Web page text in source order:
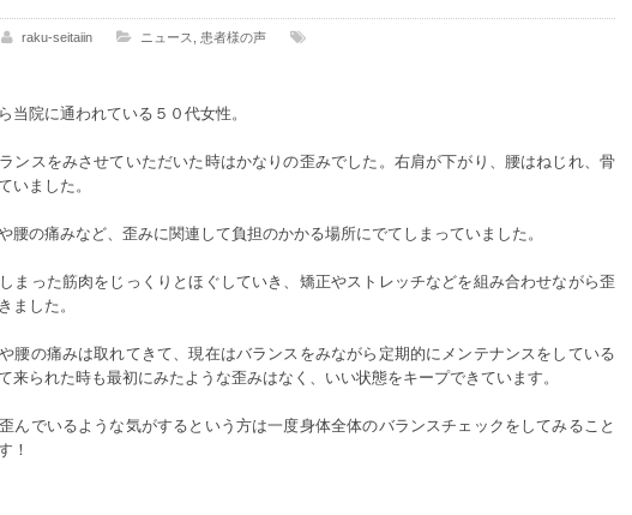
raku-seitaiin ニュース 患者様の声
当院に通われている５０代女性。
ンスをみさせていただいた時はかなりの歪みでした。右肩が下がり、腰はねじれ、骨
いました。
腰の痛みなど、歪みに関連して負担のかかる場所にでてしまっていました。
まった筋肉をじっくりとほぐしていき、矯正やストレッチなどを組み合わせながら歪
ました。
腰の痛みは取れてきて、現在はバランスをみながら定期的にメンテナンスをしている
来られた時も最初にみたような歪みはなく、いい状態をキープできています。
んでいるような気がするという方は一度身体全体のバランスチェックをしてみること
！